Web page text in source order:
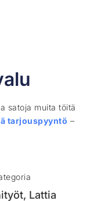
satoja muita töitä
tarjouspyyntö –
, Lattia